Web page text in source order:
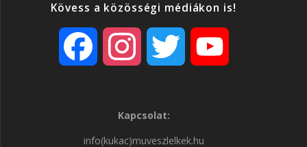
Kövess a közösségi médiákon is!
s
Kapcsolat:
info(kukac)muveszlelkek.hu